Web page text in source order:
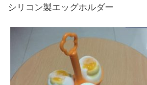
シリコン製エッグホルダー